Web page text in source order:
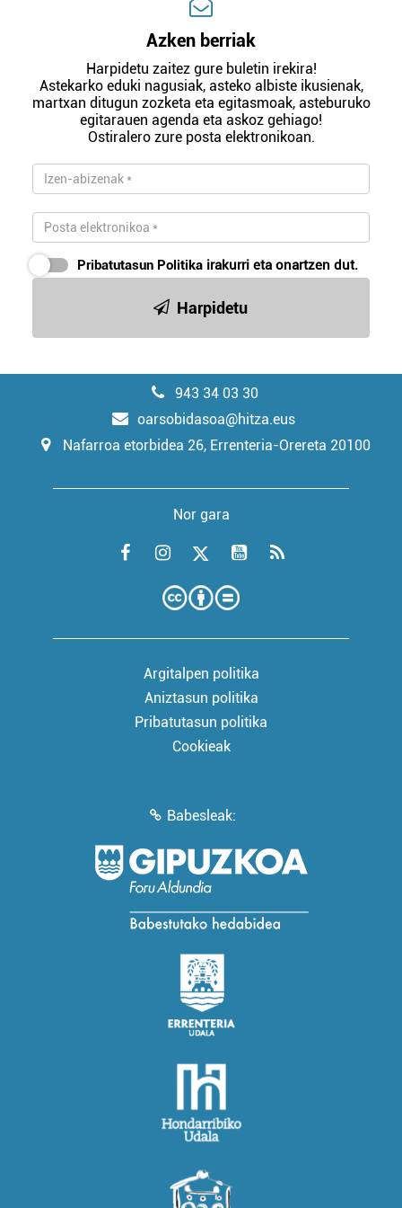
Azken berriak
Harpidetu zaitez gure buletin irekira!
Astekarko eduki nagusiak, asteko albiste ikusienak,
martxan ditugun zozketa eta egitasmoak, asteburuko
egitarauen agenda eta askoz gehiago!
Ostiralero zure posta elektronikoan.
Pribatutasun Politika irakurri eta onartzen dut.
Harpidetu
943 34 03 30
oarsobidasoa@hitza.eus
Nafarroa etorbidea 26, Errenteria-Orereta 20100
Nor gara
Argitalpen politika
Aniztasun politika
Pribatutasun politika
Cookieak
Babesleak: